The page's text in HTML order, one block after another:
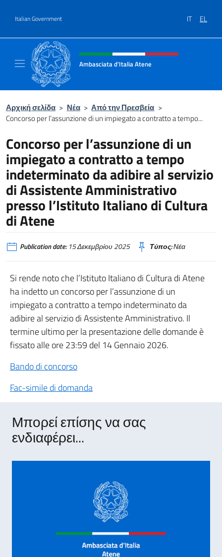
Italian Government IT EL
Header, social and menu of site
Ambasciata d'Italia Atene
Αρχική σελίδα > Νέα > Από την Πρεσβεία >
Concorso per l’assunzione di un impiegato a contratto a tempo...
Concorso per l’assunzione di un
impiegato a contratto a tempo
indeterminato da adibire al servizio
di Assistente Amministrativo
presso l’Istituto Italiano di Cultura
di Atene
Publication date:15 Δεκεμβρίου 2025 Τύπος:Νέα
Si rende noto che l’Istituto Italiano di Cultura di Atene
ha indetto un concorso per l’assunzione di un
impiegato a contratto a tempo indeterminato da
adibire al servizio di Assistente Amministrativo. Il
termine ultimo per la presentazione delle domande è
fissato alle ore 23:59 del 14 Gennaio 2026.
Bando di concorso
Fac-simile di domanda
Μπορεί επίσης να σας
ενδιαφέρει...